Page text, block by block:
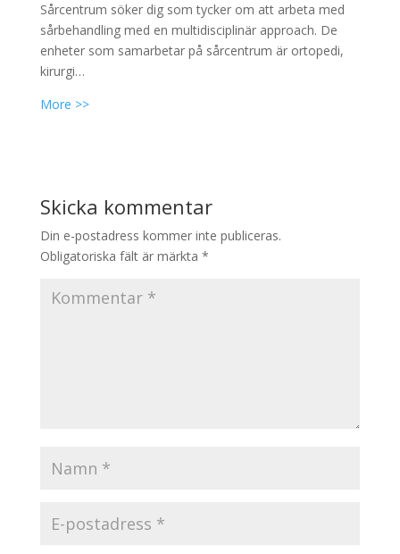
Sårcentrum söker dig som tycker om att arbeta med
sårbehandling med en multidisciplinär approach. De
enheter som samarbetar på sårcentrum är ortopedi,
kirurgi…
More >>
Skicka kommentar
Din e-postadress kommer inte publiceras.
Obligatoriska fält är märkta *